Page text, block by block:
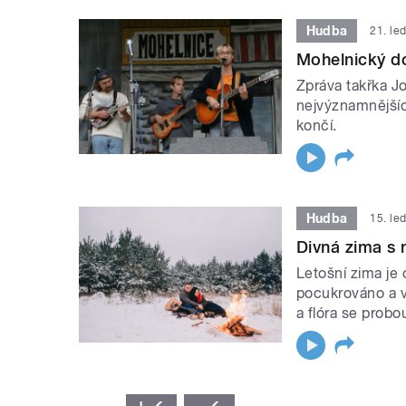
Hudba 21.
Mohelnický
Zpráva takřka
končí.
Hudba 15.
Divná zima s
Letošní zima je
pocukrováno a
a flóra se